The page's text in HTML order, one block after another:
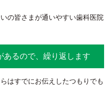
の皆さまが通いやすい歯科医院
あるので、繰り返します
はすでにお伝えしたつもりでも